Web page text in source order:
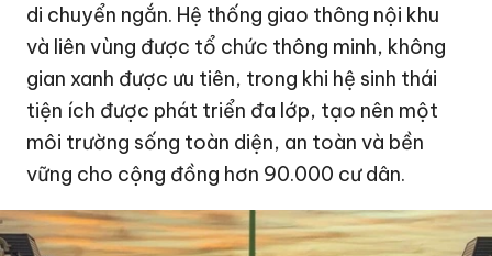
di chuyển ngắn. Hệ thống giao thông nội khu
và liên vùng được tổ chức thông minh, không
gian xanh được ưu tiên, trong khi hệ sinh thái
tiện ích được phát triển đa lớp, tạo nên một
môi trường sống toàn diện, an toàn và bền
vững cho cộng đồng hơn 90.000 cư dân.